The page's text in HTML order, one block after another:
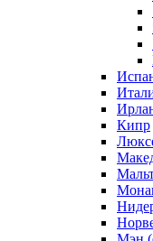
Кипр